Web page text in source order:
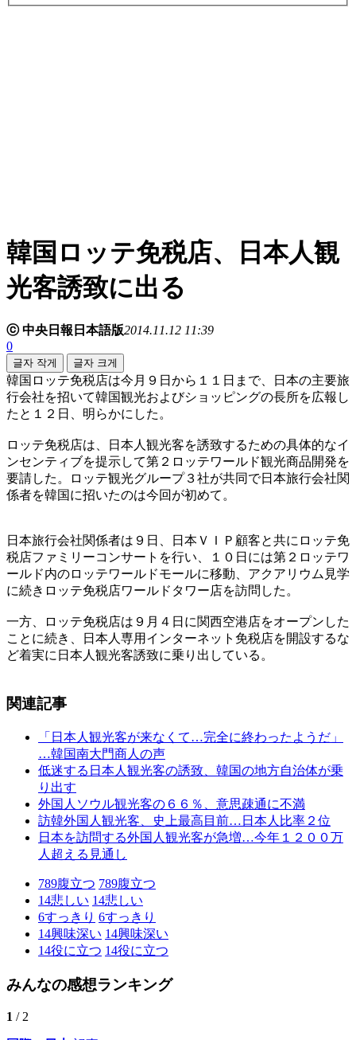
韓国ロッテ免税店、日本人観
光客誘致に出る
ⓒ 中央日報日本語版2014.11.12 11:39
0
글자 작게 글자 크게
韓国ロッテ免税店は今月９日から１１日まで、日本の主要旅
行会社を招いて韓国観光およびショッピングの長所を広報し
たと１２日、明らかにした。
ロッテ免税店は、日本人観光客を誘致するための具体的なイ
ンセンティブを提示して第２ロッテワールド観光商品開発を
要請した。ロッテ観光グループ３社が共同で日本旅行会社関
係者を韓国に招いたのは今回が初めて。
日本旅行会社関係者は９日、日本ＶＩＰ顧客と共にロッテ免
税店ファミリーコンサートを行い、１０日には第２ロッテワ
ールド内のロッテワールドモールに移動、アクアリウム見学
に続きロッテ免税店ワールドタワー店を訪問した。
一方、ロッテ免税店は９月４日に関西空港店をオープンした
ことに続き、日本人専用インターネット免税店を開設するな
ど着実に日本人観光客誘致に乗り出している。
関連記事
「日本人観光客が来なくて…完全に終わったようだ」
…韓国南大門商人の声
低迷する日本人観光客の誘致、韓国の地方自治体が乗
り出す
外国人ソウル観光客の６６％、意思疎通に不満
訪韓外国人観光客、史上最高目前…日本人比率２位
日本を訪問する外国人観光客が急増…今年１２００万
人超える見通し
789腹立つ 789腹立つ
14悲しい 14悲しい
6すっきり 6すっきり
14興味深い 14興味深い
14役に立つ 14役に立つ
みんなの感想ランキング
1 / 2